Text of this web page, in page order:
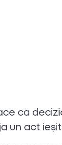
ca
un act